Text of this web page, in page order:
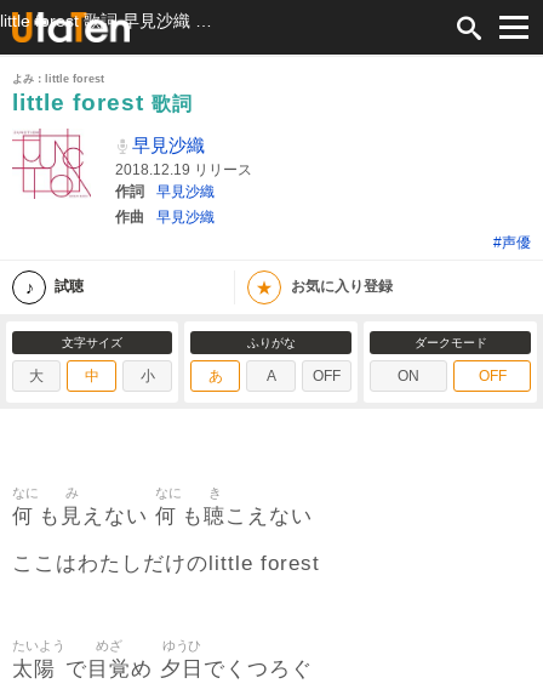
よみ：little forest
little forest 歌詞
早見沙織
2018.12.19 リリース
作詞
早見沙織
作曲
早見沙織
#声優
試聴 ★ お気に入り登録
文字サイズ
大 中 小
ふりがな
あ A OFF
ダークモード
ON OFF
何
なに
も 見
み
えない 何
なに
も聴
き
こえない
ここはわたしだけのlittle forest
太陽
たいよう
で 目覚
めざ
め 夕日
ゆうひ
でくつろぐ